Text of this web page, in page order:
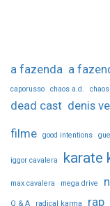
a fazenda a
caporusso chaos a.d. chaos
dead cast denis
filme
good intentions
iggor cavalera karate
max cavalera mega drive
Q & A radical karma rap